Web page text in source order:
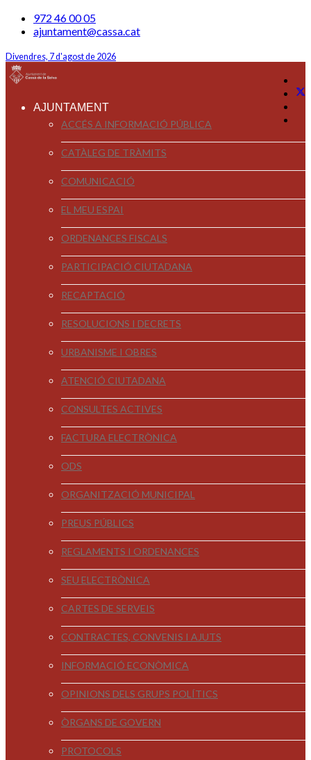
972 46 00 05
ajuntament@cassa.cat
Divendres, 7 d'agost de 2026
AJUNTAMENT
ACCÉS A INFORMACIÓ PÚBLICA
CATÀLEG DE TRÀMITS
COMUNICACIÓ
EL MEU ESPAI
ORDENANCES FISCALS
PARTICIPACIÓ CIUTADANA
RECAPTACIÓ
RESOLUCIONS I DECRETS
URBANISME I OBRES
ATENCIÓ CIUTADANA
CONSULTES ACTIVES
FACTURA ELECTRÒNICA
ODS
ORGANITZACIÓ MUNICIPAL
PREUS PÚBLICS
REGLAMENTS I ORDENANCES
SEU ELECTRÒNICA
CARTES DE SERVEIS
CONTRACTES, CONVENIS I AJUTS
INFORMACIÓ ECONÒMICA
OPINIONS DELS GRUPS POLÍTICS
ÒRGANS DE GOVERN
PROTOCOLS